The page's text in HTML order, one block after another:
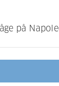
på